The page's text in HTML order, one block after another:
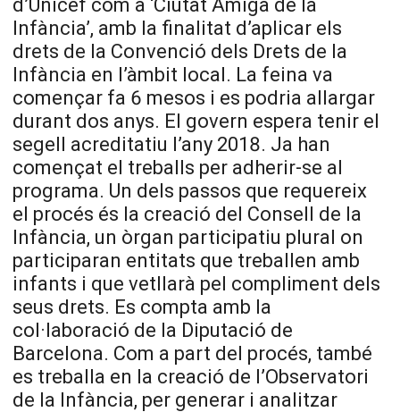
d’Unicef com a ‘Ciutat Amiga de la
Infància’, amb la finalitat d’aplicar els
drets de la Convenció dels Drets de la
Infància en l’àmbit local. La feina va
començar fa 6 mesos i es podria allargar
durant dos anys. El govern espera tenir el
segell acreditatiu l’any 2018. Ja han
començat el treballs per adherir-se al
programa. Un dels passos que requereix
el procés és la creació del Consell de la
Infància, un òrgan participatiu plural on
participaran entitats que treballen amb
infants i que vetllarà pel compliment dels
seus drets. Es compta amb la
col·laboració de la Diputació de
Barcelona. Com a part del procés, també
es treballa en la creació de l’Observatori
de la Infància, per generar i analitzar